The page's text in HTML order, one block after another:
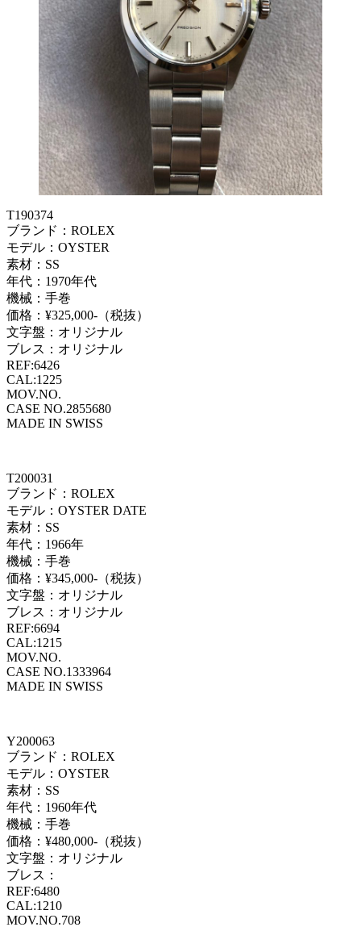
T190374
ブランド：ROLEX
モデル：OYSTER
素材：SS
年代：1970年代
機械：手巻
価格：¥325,000-（税抜）
文字盤：オリジナル
ブレス：オリジナル
REF:6426
CAL:1225
MOV.NO.
CASE NO.2855680
MADE IN SWISS
T200031
ブランド：ROLEX
モデル：OYSTER DATE
素材：SS
年代：1966年
機械：手巻
価格：¥345,000-（税抜）
文字盤：オリジナル
ブレス：オリジナル
REF:6694
CAL:1215
MOV.NO.
CASE NO.1333964
MADE IN SWISS
Y200063
ブランド：ROLEX
モデル：OYSTER
素材：SS
年代：1960年代
機械：手巻
価格：¥480,000-（税抜）
文字盤：オリジナル
ブレス：
REF:6480
CAL:1210
MOV.NO.708